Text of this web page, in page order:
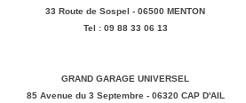
33 Route de Sospel - 06500 MENTON
Tel : 09 88 33 06 13
GRAND GARAGE UNIVERSEL
85 Avenue du 3 Septembre - 06320 CAP D'AIL